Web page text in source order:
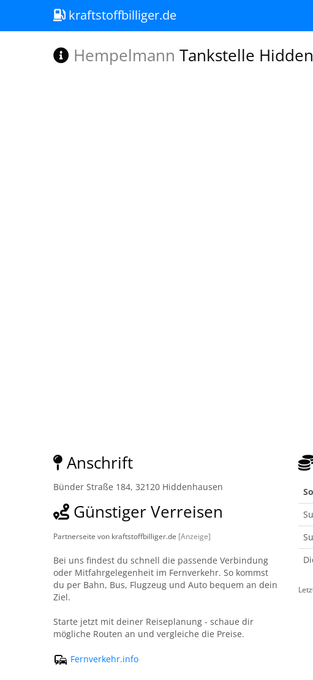
kraftstoffbilliger.de
Hempelmann Tankstelle
Anschrift
Bünder Straße 184, 32120 Hiddenhausen
Günstiger Verreisen
Partnerseite von kraftstoffbilliger.de [Anzeige]
Bei uns findest du schnell die passende Verbindung
oder Mitfahrgelegenheit im Fernverkehr. So kommst
du per Bahn, Bus, Flugzeug und Auto bequem an dein
Ziel.
Starte jetzt mit deiner Reiseplanung - schaue dir
mögliche Routen an und vergleiche die Preise.
Fernverkehr.info